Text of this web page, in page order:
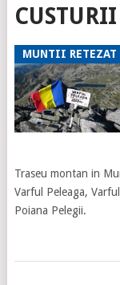
CUSTURII
MUNTII RETEZAT
Traseu montan in
Varful Peleaga,
Poiana Pelegii.